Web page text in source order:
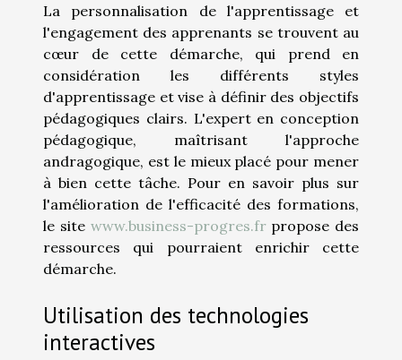
La personnalisation de l'apprentissage et
l'engagement des apprenants se trouvent au
cœur de cette démarche, qui prend en
considération les différents styles
d'apprentissage et vise à définir des objectifs
pédagogiques clairs. L'expert en conception
pédagogique, maîtrisant l'approche
andragogique, est le mieux placé pour mener
à bien cette tâche. Pour en savoir plus sur
l'amélioration de l'efficacité des formations,
le site www.business-progres.frpropose des
ressources qui pourraient enrichir cette
démarche.
Utilisation des technologies
interactives